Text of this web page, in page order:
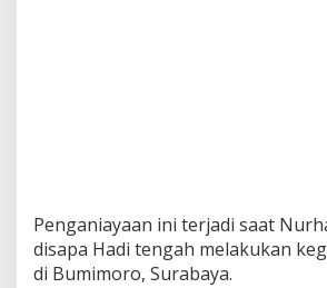
Penganiayaan ini terjadi saat
disapa Hadi tengah melakukan
di Bumimoro, Surabaya.